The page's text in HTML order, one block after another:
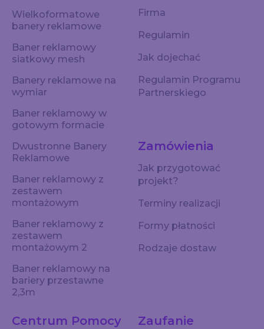
Wielkoformatowe
banery reklamowe
Baner reklamowy
siatkowy mesh
Banery reklamowe na
wymiar
Baner reklamowy w
gotowym formacie
Dwustronne Banery
Reklamowe
Baner reklamowy z
zestawem
montażowym
Baner reklamowy z
zestawem
montażowym 2
Baner reklamowy na
bariery przestawne
2,3m
Firma
Regulamin
Jak dojechać
Regulamin Programu
Partnerskiego
Centrum Pomocy Zaufanie
Zamówienia
Jak przygotować
projekt?
Terminy realizacji
Formy płatności
Rodzaje dostaw